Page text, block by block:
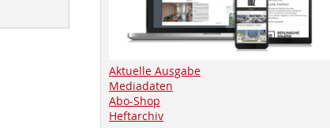
Aktuelle Ausgabe
Mediadaten
Abo-Shop
Heftarchiv